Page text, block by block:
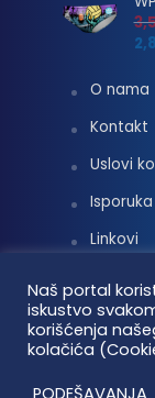
O nama
Kontakt
Uslovi
Linkovi
Vaterpolo
Naš portal
iskustvo
korišćenja
kolačića
PODEŠAVANJA